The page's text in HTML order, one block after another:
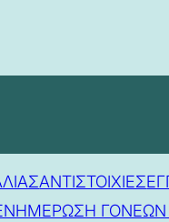
ΑΝΤΙΣΤΟΙΧΙΕΣ